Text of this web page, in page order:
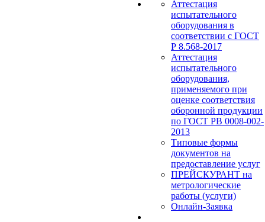
Аттестация
испытательного
оборудования в
соответствии с ГОСТ
Р 8.568-2017
Аттестация
испытательного
оборудования,
применяемого при
оценке соответствия
оборонной продукции
по ГОСТ РВ 0008-002-
2013
Типовые формы
документов на
предоставление услуг
ПРЕЙСКУРАНТ на
метрологические
работы (услуги)
Онлайн-Заявка